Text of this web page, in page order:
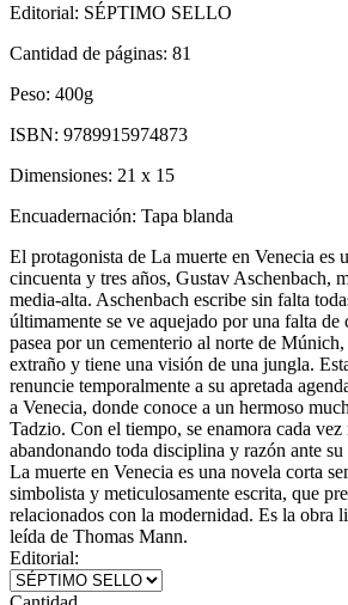
Editorial: SÉPTIMO SELLO
Cantidad de páginas: 81
Peso: 400g
ISBN: 9789915974873
Dimensiones: 21 x 15
Encuadernación: Tapa blanda
El protagonista de La muerte en Venecia es
cincuenta y tres años, Gustav Aschenbach,
media-alta. Aschenbach escribe sin falta
últimamente se ve aquejado por una falta
pasea por un cementerio al norte de
extraño y tiene una visión de una jungla.
renuncie temporalmente a su apretada
a Venecia, donde conoce a un hermoso
Tadzio. Con el tiempo, se enamora cada
abandonando toda disciplina y razón ante su
La muerte en Venecia es una novela corta
simbolista y meticulosamente escrita, que
relacionados con la modernidad. Es la obra
leída de Thomas Mann.
Editorial: